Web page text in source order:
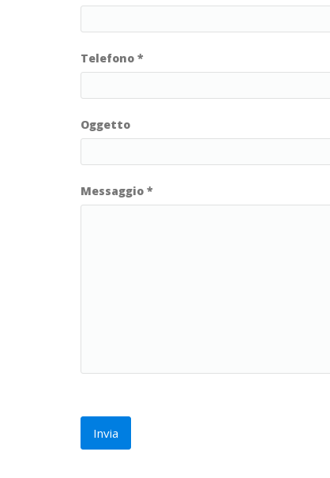
Telefono *
Oggetto
Messaggio *